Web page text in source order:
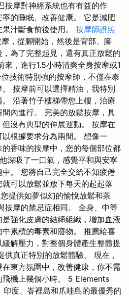
按摩對神經系統也有有益的作
的睡眠、改善健康。 它是減肥
汁斷食前後使用。 按摩師證照
，從腳開始，然後是背部、腳
為了完整起見，還有真正放鬆的
來，進行1.5小時清爽全身按摩或1
技術特別強的按摩師，不僅在泰
按摩前可以選擇精油，我特別
沿著竹子樓梯帶您上樓，治療
內進行。 完美的放鬆按摩，具
沒有典型的伸展運動。 按摩在
根據要求分為兩間。 想像一
香味的按摩中，您的每個部位都
他深吸了一口氣，感覺平和與安寧
。 您將自己完全交給不知疲倦
可以放鬆並放下每天的起起落
提供如夢似幻的愉悅放鬆和茶
按摩的禁忌症相同。 全身、中等
強化皮膚的結締組織，增加血液
累積的毒素和廢物。 推薦給喜
解壓力，對整個身體產生整體提
真正特別的放鬆體驗。 現在，
東方氛圍中，改善健康，你不需
機上幾個小時。 5 Elements
度、峇裡島和爪哇島的最優秀的